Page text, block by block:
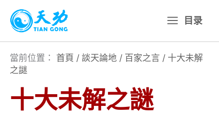
主
目录
當前位置： 首頁 / 談天論地 / 百家之言 / 十大未解
之謎
十大未解之謎